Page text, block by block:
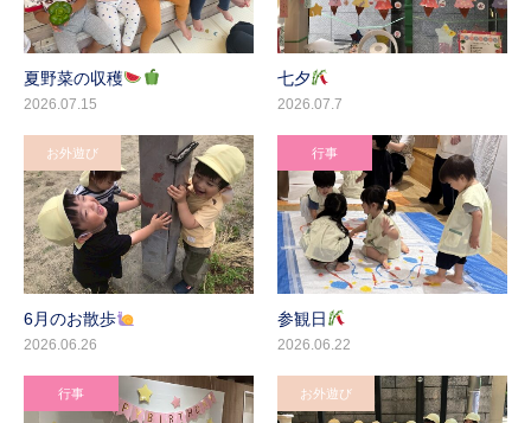
夏野菜の収穫
2026.07.15
七夕
2026.07.7
お外遊び
6月のお散歩
2026.06.26
行事
参観日
2026.06.22
行事 お外遊び